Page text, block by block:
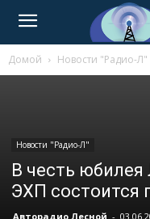
Домой Новости "Радио-Л"
Новости "Радио-Л"
В честь
ЭХП состоится
Авторадио Лесной -